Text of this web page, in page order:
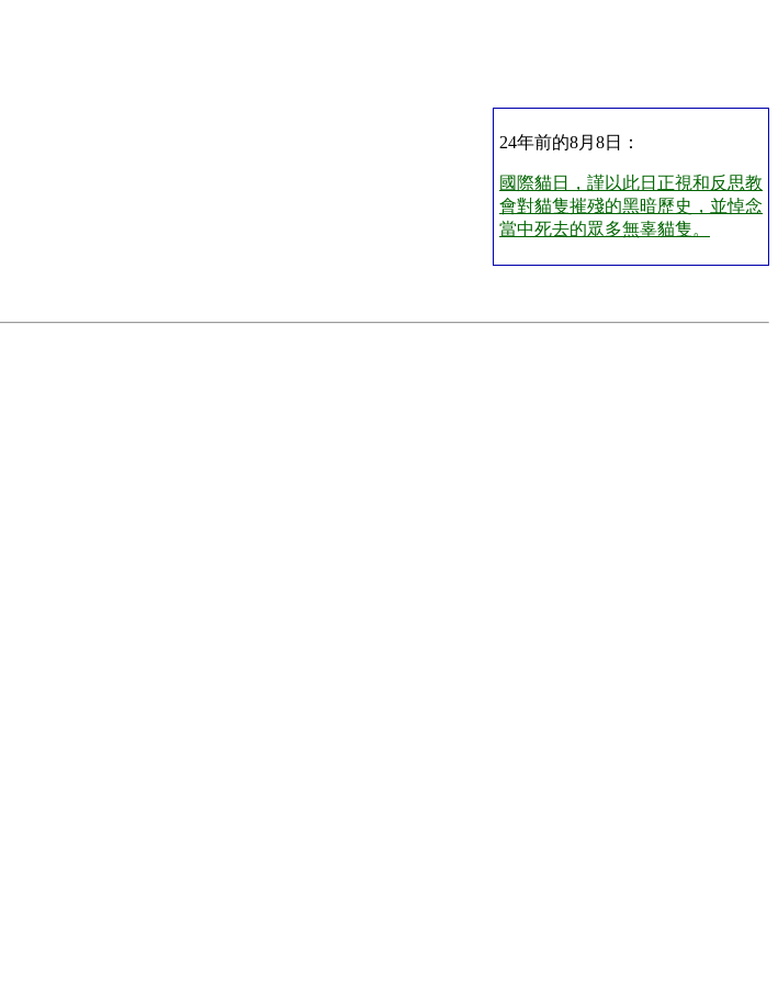
24年前的8月8日：
國際貓日，謹以此日正視和反思教
會對貓隻摧殘的黑暗歷史，並悼念
當中死去的眾多無辜貓隻。